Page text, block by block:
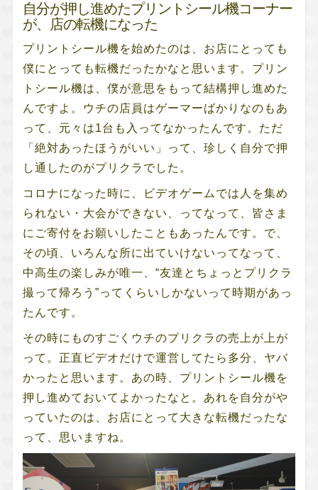
自分が押し進めたプリントシール機コーナー
が、店の転機になった
プリントシール機を始めたのは、お店にとっても
僕にとっても転機だったかなと思います。プリン
トシール機は、僕が意思をもって結構押し進めた
んですよ。ウチの店員はゲーマーばかりなのもあ
って、元々は1台も入ってなかったんです。ただ
「絶対あったほうがいい」って、珍しく自分で押
し通したのがプリクラでした。
コロナになった時に、ビデオゲームでは人を集め
られない・大会ができない、ってなって、皆さま
にご寄付をお願いしたこともあったんです。で、
その頃、いろんな所に出ていけないってなって、
中高生の楽しみが唯一、“友達とちょっとプリクラ
撮って帰ろう”ってくらいしかないって時期があっ
たんです。
その時にものすごくウチのプリクラの売上が上が
って。正直ビデオだけで運営してたら多分、ヤバ
かったと思います。あの時、プリントシール機を
押し進めておいてよかったなと。あれを自分がや
っていたのは、お店にとって大きな転機だったな
って、思いますね。